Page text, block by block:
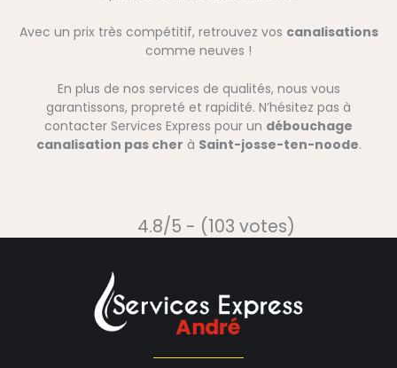
Avec un prix très compétitif, retrouvez vos canalisations
comme neuves !
En plus de nos services de qualités, nous vous
garantissons, propreté et rapidité. N’hésitez pas à
contacter Services Express pour un débouchage
canalisation pas cher à Saint-josse-ten-noode.
4.8/5 - (103 votes)